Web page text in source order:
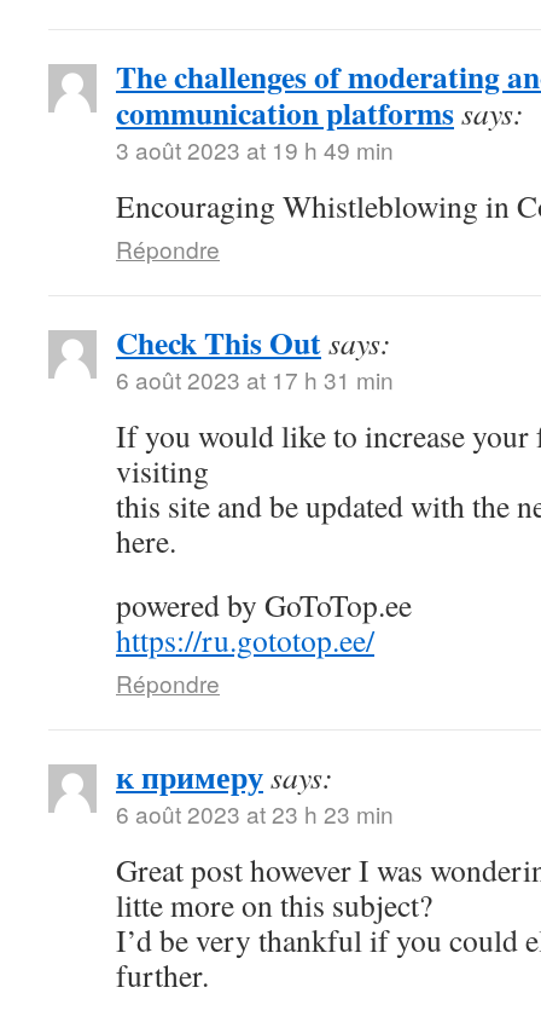
The challenges of moderating
communication platformssays:
3 août 2023 at 19 h 49 min
Encouraging Whistleblowing in
Répondre
Check This Outsays:
6 août 2023 at 17 h 31 min
If you would like to increase
visiting
this site and be updated with the
here.
powered by GoToTop.ee
https://ru.gototop.ee/
Répondre
к примеруsays:
6 août 2023 at 23 h 23 min
Great post however I was
litte more on this subject?
I’d be very thankful if you could
further.